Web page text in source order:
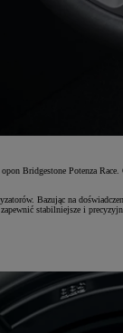
Bridgestone Potenza
Bazując na
stabilniejsze i